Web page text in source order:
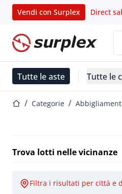
Vendi con Surplex Direct
Home
Tutte le aste Tutte le
Home Categorie
Trova lotti nelle vicinanze
Filtra i risultati per città e